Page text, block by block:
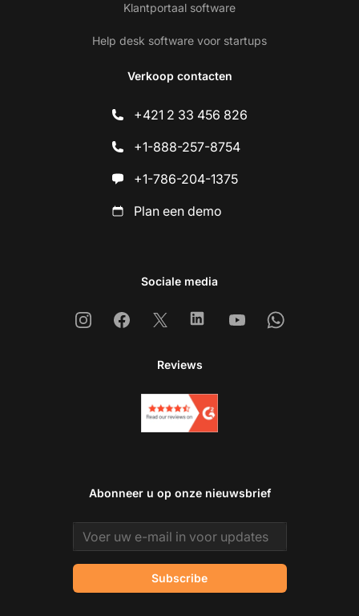
Klantportaal software
Help desk software voor startups
Verkoop contacten
+421 2 33 456 826
+1-888-257-8754
+1-786-204-1375
Plan een demo
Sociale media
InstagramFacebook
X LinkedinYoutubeWhatsapp
Reviews
Abonneer u op onze nieuwsbrief
Email address
Subscribe